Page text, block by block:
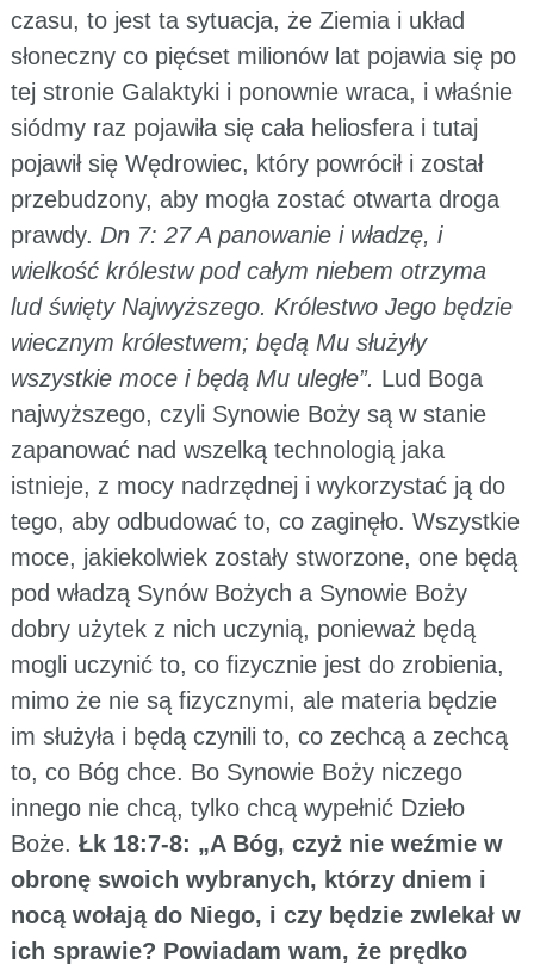
czasu, to jest ta sytuacja, że Ziemia i układ
słoneczny co pięćset milionów lat pojawia się po
tej stronie Galaktyki i ponownie wraca, i właśnie
siódmy raz pojawiła się cała heliosfera i tutaj
pojawił się Wędrowiec, który powrócił i został
przebudzony, aby mogła zostać otwarta droga
prawdy. Dn 7: 27 A panowanie i władzę, i
wielkość królestw pod całym niebem otrzyma
lud święty Najwyższego. Królestwo Jego będzie
wiecznym królestwem; będą Mu służyły
wszystkie moce i będą Mu uległe”. Lud Boga
najwyższego, czyli Synowie Boży są w stanie
zapanować nad wszelką technologią jaka
istnieje, z mocy nadrzędnej i wykorzystać ją do
tego, aby odbudować to, co zaginęło. Wszystkie
moce, jakiekolwiek zostały stworzone, one będą
pod władzą Synów Bożych a Synowie Boży
dobry użytek z nich uczynią, ponieważ będą
mogli uczynić to, co fizycznie jest do zrobienia,
mimo że nie są fizycznymi, ale materia będzie
im służyła i będą czynili to, co zechcą a zechcą
to, co Bóg chce. Bo Synowie Boży niczego
innego nie chcą, tylko chcą wypełnić Dzieło
Boże. Łk 18:7-8: „A Bóg, czyż nie weźmie w
obronę swoich wybranych, którzy dniem i
nocą wołają do Niego, i czy będzie zwlekał w
ich sprawie? Powiadam wam, że prędko